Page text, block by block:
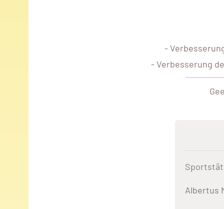
-
- Verbesserung
Albertus